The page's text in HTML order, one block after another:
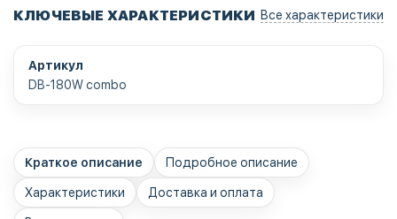
КЛЮЧЕВЫЕ ХАРАКТЕРИСТИКИ Все характеристики
Артикул
DB-180W combo
Краткое описание Подробное описание
Характеристики Доставка и оплата